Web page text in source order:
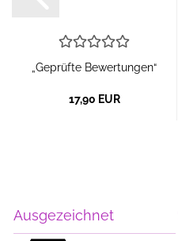
„Geprüfte Bewertungen“
17,90 EUR
Ausgezeichnet